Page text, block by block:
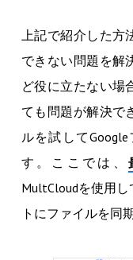
上記で紹介した方
できない問題を解
ど役に立たない場
ても問題が解決で
ルを試して
す。ここでは、
MultCloudを使用
トにファイルを同